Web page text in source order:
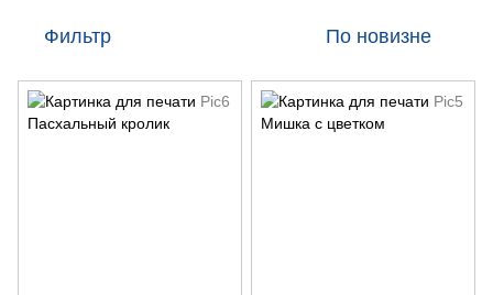
Фильтр По новизне